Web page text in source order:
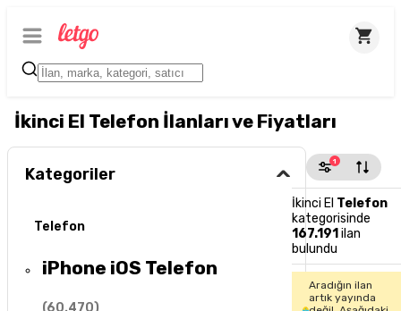
İkinci El Telefon İlanları ve Fiyatları
Kategoriler
Telefon
iPhone iOS Telefon
(60.470)
1
İkinci El Telefon
kategorisinde
167.191 ilan
bulundu
Aradığın ilan
artık yayında